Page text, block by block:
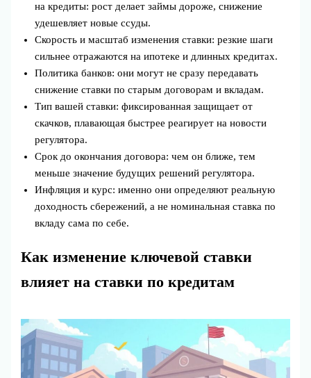
на кредиты: рост делает займы дороже, снижение
удешевляет новые ссуды.
Скорость и масштаб изменения ставки: резкие шаги
сильнее отражаются на ипотеке и длинных кредитах.
Политика банков: они могут не сразу передавать
снижение ставки по старым договорам и вкладам.
Тип вашей ставки: фиксированная защищает от
скачков, плавающая быстрее реагирует на новости
регулятора.
Срок до окончания договора: чем он ближе, тем
меньше значение будущих решений регулятора.
Инфляция и курс: именно они определяют реальную
доходность сбережений, а не номинальная ставка по
вкладу сама по себе.
Как изменение ключевой ставки
влияет на ставки по кредитам